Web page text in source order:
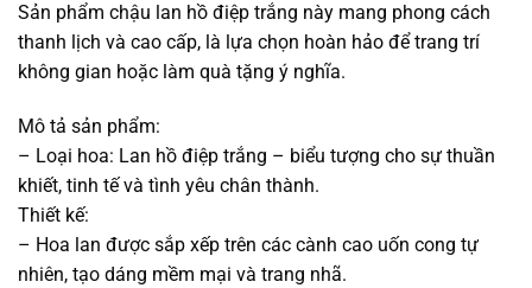
Sản phẩm chậu lan hồ điệp trắng này mang phong cách
thanh lịch và cao cấp, là lựa chọn hoàn hảo để trang trí
không gian hoặc làm quà tặng ý nghĩa.
Mô tả sản phẩm:
– Loại hoa: Lan hồ điệp trắng – biểu tượng cho sự thuần
khiết, tinh tế và tình yêu chân thành.
Thiết kế:
– Hoa lan được sắp xếp trên các cành cao uốn cong tự
nhiên, tạo dáng mềm mại và trang nhã.